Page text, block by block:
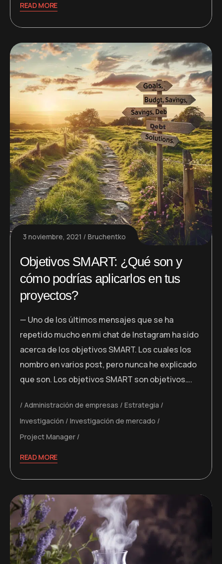
READ MORE
3 noviembre, 2021 Bruchentko
Objetivos SMART: ¿Qué son y
cómo podrías aplicarlos en tus
proyectos?
— Uno de los últimos mensajes que se ha
repetido mucho en mi chat de Instagram ha sido
acerca de los objetivos SMART. Los cuales los
nombro en varios post, pero nunca he explicado
que son. Los objetivos SMART son objetivos….
Administración de empresas
Estrategia
Investigación
Investigación de mercado
Project Manager
READ MORE